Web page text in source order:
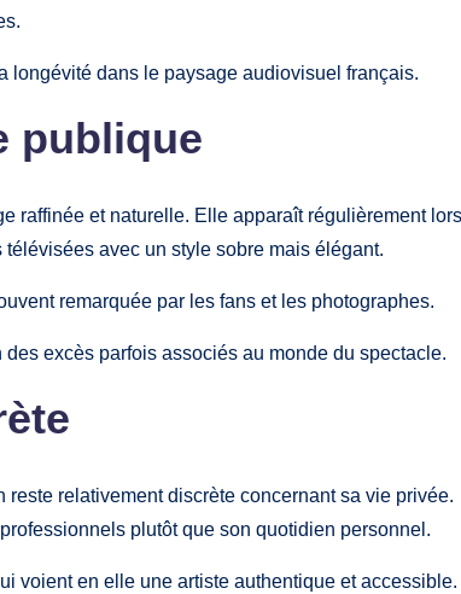
longévité dans le paysage audiovisuel français.
publique
raffinée et naturelle. Elle apparaît régulièrement lors
avec un style sobre mais élégant.
remarquée par les fans et les photographes.
excès parfois associés au monde du spectacle.
relativement discrète concernant sa vie privée.
plutôt que son quotidien personnel.
voient en elle une artiste authentique et accessible.